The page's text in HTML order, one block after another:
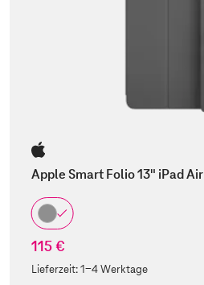
Apple Smart Folio 13" iPad Air
115 €
Lieferzeit:1-4 Werktage